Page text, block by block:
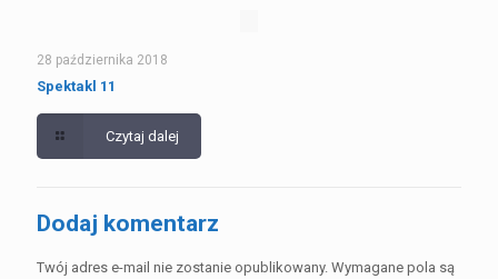
28 października 2018
Spektakl 11
Czytaj dalej
Dodaj komentarz
Twój adres e-mail nie zostanie opublikowany. Wymagane pola są